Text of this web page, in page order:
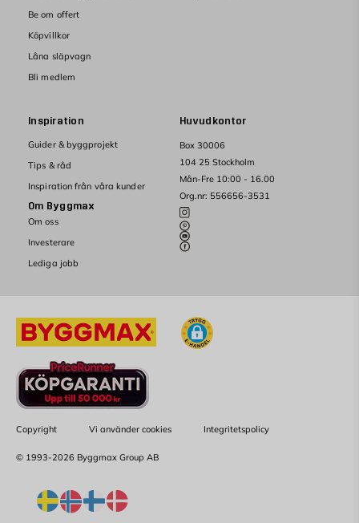
Huvudkontor
Box 30006
104 25 Stockholm
Mån-Fre 10:00 - 16.00
Org.nr: 556656-3531
Be om offert
Köpvillkor
Låna släpvagn
Bli medlem
Inspiration
Guider & byggprojekt
Tips & råd
Inspiration från våra kunder
Om Byggmax
Om oss
Investerare
Lediga jobb
Copyright Vi använder cookies Integritetspolicy
© 1993-2026 Byggmax Group AB